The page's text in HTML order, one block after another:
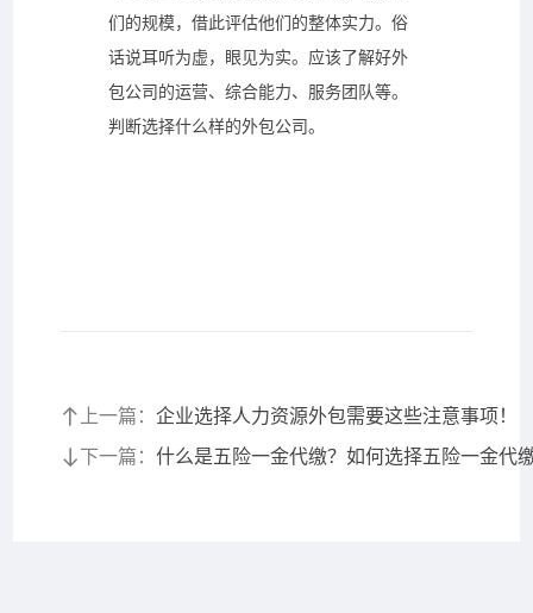
们的规模，借此评估他们的整体实力。俗
话说耳听为虚，眼见为实。 应该 了解好外
包公司的运营、综合能力、服务团队等。
判断选择什么样的外包公司。
上一篇：企业选择人力资源外包需要这些注意事项！
下一篇：什么是五险一金代缴？如何选择五险一金代缴